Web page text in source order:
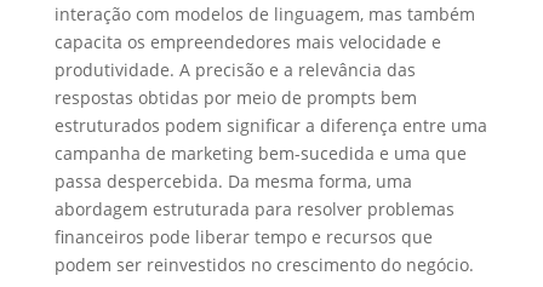
interação com modelos de linguagem, mas também
capacita os empreendedores mais velocidade e
produtividade. A precisão e a relevância das
respostas obtidas por meio de prompts bem
estruturados podem significar a diferença entre uma
campanha de marketing bem-sucedida e uma que
passa despercebida. Da mesma forma, uma
abordagem estruturada para resolver problemas
financeiros pode liberar tempo e recursos que
podem ser reinvestidos no crescimento do negócio.